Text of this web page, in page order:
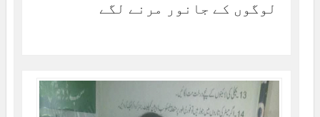
لوگوں کے جانور مرنے لگے